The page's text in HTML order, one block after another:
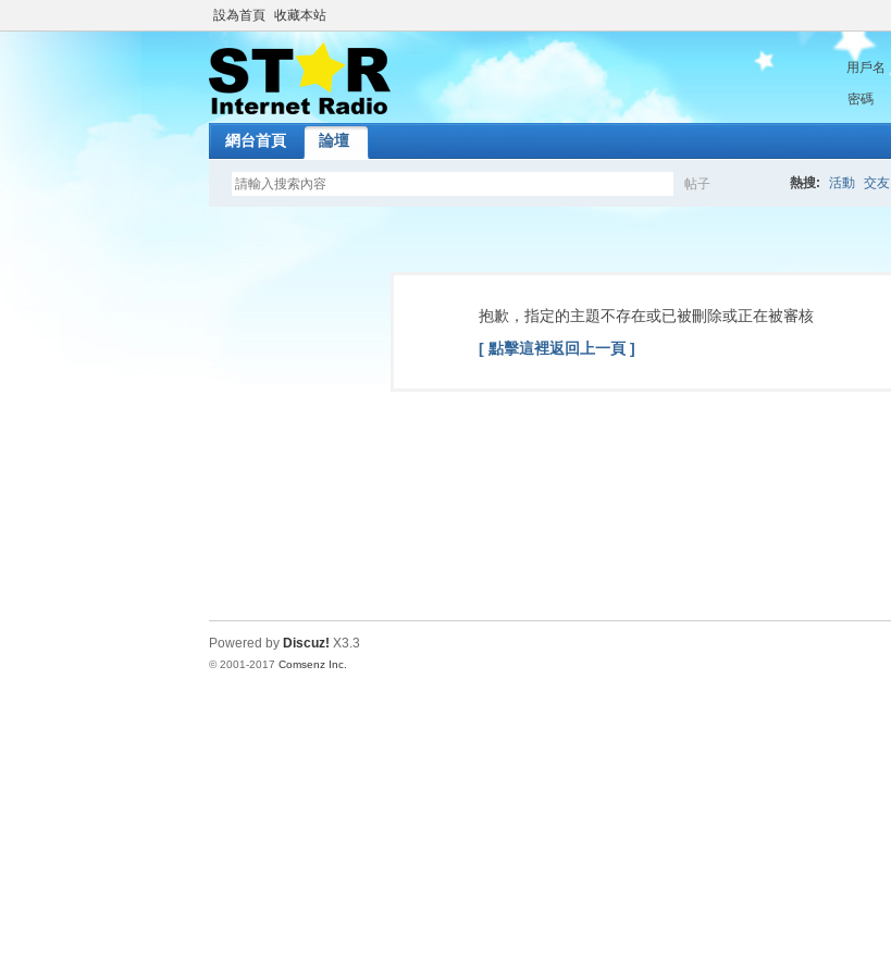
設為首頁 收藏本站
用戶名
密碼
網台首頁 論壇
帖子
索
熱搜: 活動 交友
抱歉，指定的主題不存在或已被刪除或正在被審核
[ 點擊這裡返回上一頁 ]
Powered by Discuz! X3.3
© 2001-2017 Comsenz Inc.